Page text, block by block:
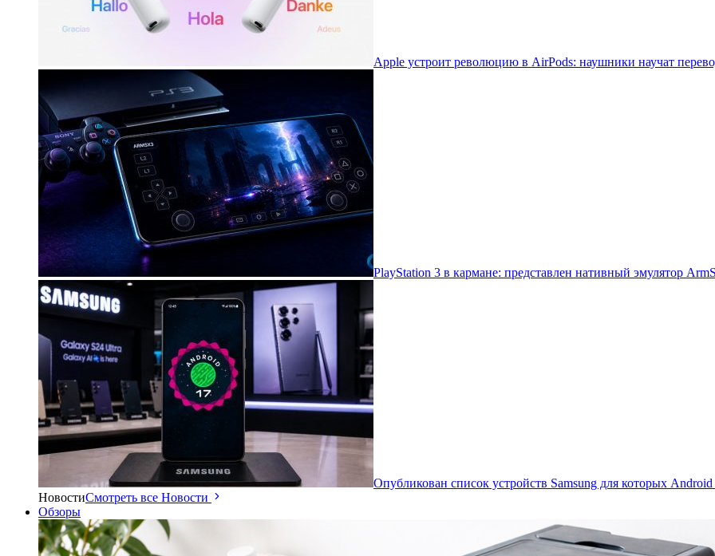
Apple устроит революцию в AirPods: наушники научат
PlayStation 3 в кармане: представлен нативный эмулятор
Опубликован список устройств Samsung для которых
НовостиСмотреть все Новости
Обзоры